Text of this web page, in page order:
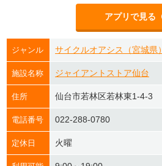
アプリで見る
ジャンル サイクルオアシス（宮城県）
施設名称 ジャイアントストア仙台
住所 仙台市若林区若林東1-4-3
電話番号 022-288-0780
定休日 火曜